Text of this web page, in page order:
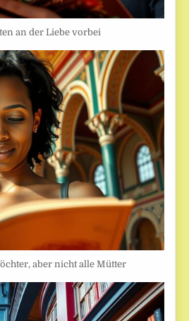
an der Liebe vorbei
aber nicht alle Mütter